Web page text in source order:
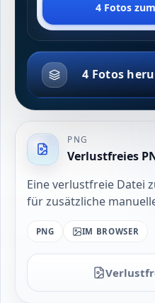
4 Fotos
4 Fotos
PNG
Verlustfreies
Eine verlustfreie Datei
für zusätzliche
PNG IM BROWSER